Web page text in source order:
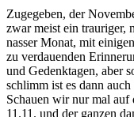
Zugegeben, der
zwar meist ein trauriger,
nasser Monat, mit
zu verdauenden
und Gedenktagen, aber
schlimm ist es dann auch
Schauen wir nur mal auf
11.11. und der ganzen